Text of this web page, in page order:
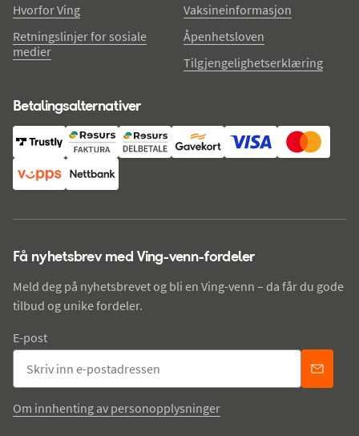
Hvorfor Ving
Retningslinjer for sosiale
medier
Vaksineinformasjon
Åpenhetsloven
Tilgjengelighetserklæring
Betalingsalternativer
Få nyhetsbrev med Ving-venn-fordeler
Meld deg på nyhetsbrevet og bli en Ving-venn – da får du gode
tilbud og unike fordeler.
E-post
Om innhenting av personopplysninger